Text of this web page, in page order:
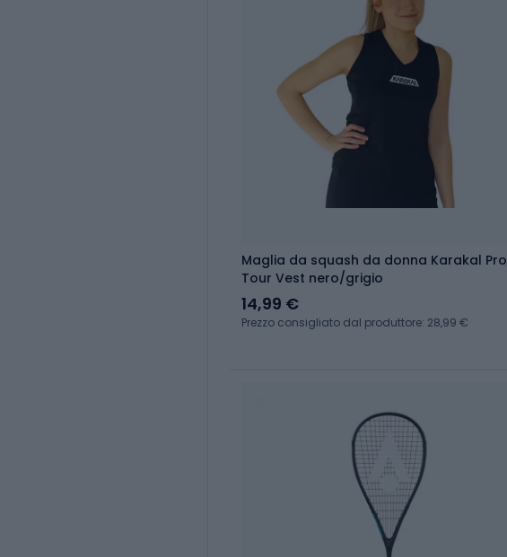
Maglia da squash da donna Karakal Pro
Tour Vest nero/grigio
14,99 €
Prezzo consigliato dal produttore: 28,99 €